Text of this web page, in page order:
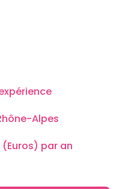
Alpes
par an